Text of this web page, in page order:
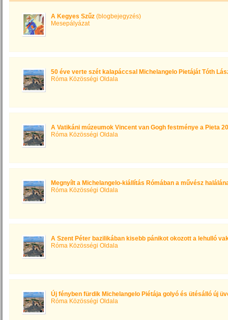
A Kegyes Szűz (blogbejegyzés)
Mesepályázat
50 éve verte szét kalapáccsal Michelangelo Pietáját Tóth
Róma Közösségi Oldala
A Vatikáni múzeumok Vincent van Gogh festménye a Pieta
Róma Közösségi Oldala
Megnyílt a Michelangelo-kiállítás Rómában a művész
Róma Közösségi Oldala
A Szent Péter bazilikában kisebb pánikot okozott a lehulló
Róma Közösségi Oldala
Új fényben fürdik Michelangelo Piétája golyó és ütésálló új
Róma Közösségi Oldala